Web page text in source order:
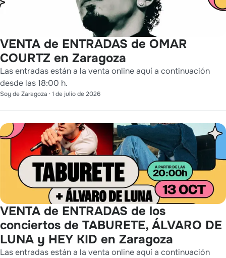
VENTA de ENTRADAS de OMAR
COURTZ en Zaragoza
Las entradas están a la venta online aquí a continuación
desde las 18:00 h.
Soy de Zaragoza · 1 de julio de 2026
VENTA de ENTRADAS de los
conciertos de TABURETE, ÁLVARO DE
LUNA y HEY KID en Zaragoza
Las entradas están a la venta online aquí a continuación